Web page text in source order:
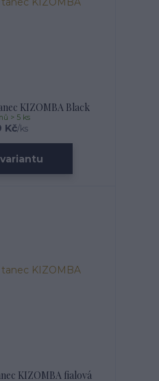
KIZOMBA Black
Kč/ks
> 5 ks
KIZOMBA fialová